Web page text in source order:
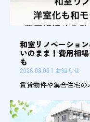
和室リノベーショ
いのまま！費用相
も
2026.08.06 | お知らせ
賃貸物件や集合住宅の